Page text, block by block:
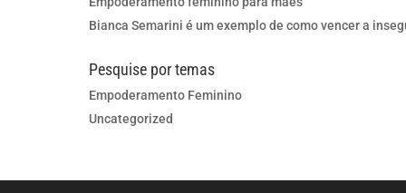
Bianca Semarini é um exemplo de como vencer a
Pesquise por temas
Empoderamento Feminino
Uncategorized